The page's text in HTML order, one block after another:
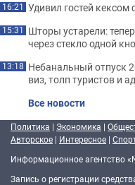
16:21 Удивил гостей кексом
15:31 Шторы устарели:
через стекло одной
13:18 Небанальный отпуск
виз, толп туристов и
Все новости
Политика | Экономика |
Авторское | Интересное |
Информационное агентство
Запись о регистрации